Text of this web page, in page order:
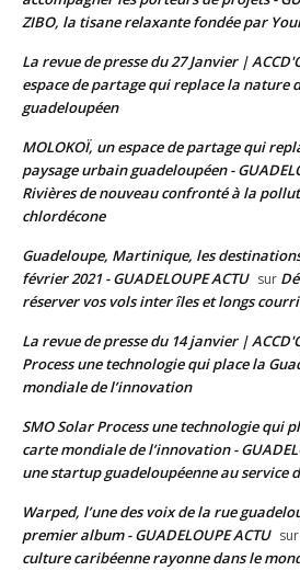
ZIBO, la tisane relaxante fondée par
La revue de presse du 27 Janvier |
espace de partage qui replace la nature
guadeloupéen
MOLOKOÏ, un espace de partage qui
paysage urbain guadeloupéen -
Rivières de nouveau confronté à la
chlordécone
Guadeloupe, Martinique, les
février 2021 - GUADELOUPE ACTU sur
réserver vos vols inter îles et longs
La revue de presse du 14 janvier |
Process une technologie qui place la
mondiale de l’innovation
SMO Solar Process une technologie qui
carte mondiale de l’innovation -
une startup guadeloupéenne au service
Warped, l’une des voix de la rue
premier album - GUADELOUPE ACTU sur
culture caribéenne rayonne dans le